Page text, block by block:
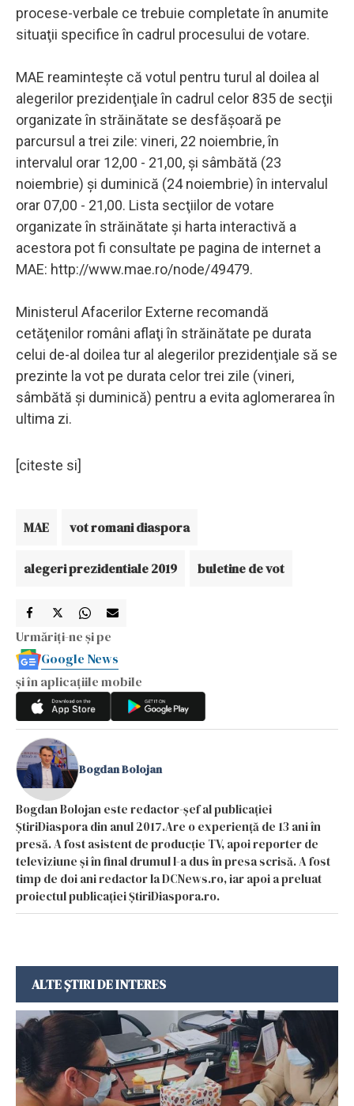
procese-verbale ce trebuie completate în anumite
situaţii specifice în cadrul procesului de votare.
MAE reaminteşte că votul pentru turul al doilea al
alegerilor prezidenţiale în cadrul celor 835 de secţii
organizate în străinătate se desfăşoară pe
parcursul a trei zile: vineri, 22 noiembrie, în
intervalul orar 12,00 - 21,00, şi sâmbătă (23
noiembrie) şi duminică (24 noiembrie) în intervalul
orar 07,00 - 21,00. Lista secţiilor de votare
organizate în străinătate şi harta interactivă a
acestora pot fi consultate pe pagina de internet a
MAE: http://www.mae.ro/node/49479.
Ministerul Afacerilor Externe recomandă
cetăţenilor români aflaţi în străinătate pe durata
celui de-al doilea tur al alegerilor prezidenţiale să se
prezinte la vot pe durata celor trei zile (vineri,
sâmbătă şi duminică) pentru a evita aglomerarea în
ultima zi.
[citeste si]
MAE vot romani diaspora
alegeri prezidentiale 2019 buletine de vot
Urmăriți-ne și pe
Google News
și în aplicațiile mobile
Bogdan Bolojan
Bogdan Bolojan este redactor-șef al publicației
ȘtiriDiaspora din anul 2017.Are o experiență de 13 ani în
presă. A fost asistent de producție TV, apoi reporter de
televiziune și în final drumul l-a dus în presa scrisă. A fost
timp de doi ani redactor la DCNews.ro, iar apoi a preluat
proiectul publicației ȘtiriDiaspora.ro.
ALTE ȘTIRI DE INTERES